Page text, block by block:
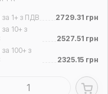
за 1+ з ПДВ
2729.31 грн
за 10+ з
2527.51 грн
за 100+ з
2325.15 грн